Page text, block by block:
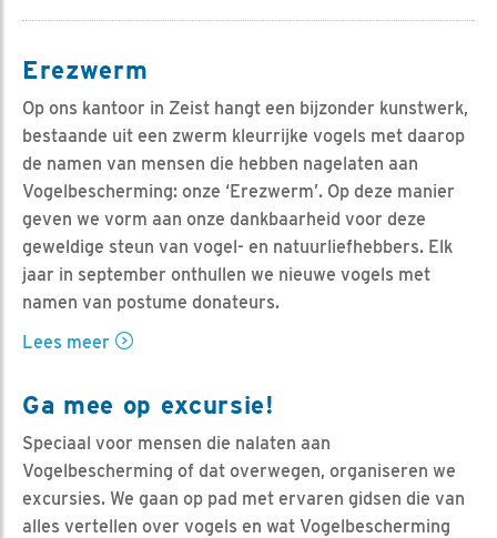
Erezwerm
Op ons kantoor in Zeist hangt een bijzonder kunstwerk,
bestaande uit een zwerm kleurrijke vogels met daarop
de namen van mensen die hebben nagelaten aan
Vogelbescherming: onze ‘Erezwerm’. Op deze manier
geven we vorm aan onze dankbaarheid voor deze
geweldige steun van vogel- en natuurliefhebbers. Elk
jaar in september onthullen we nieuwe vogels met
namen van postume donateurs.
Lees meer
Ga mee op excursie!
Speciaal voor mensen die nalaten aan
Vogelbescherming of dat overwegen, organiseren we
excursies. We gaan op pad met ervaren gidsen die van
alles vertellen over vogels en wat Vogelbescherming